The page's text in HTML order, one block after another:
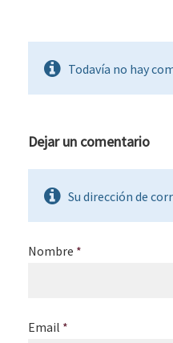
Todavía no hay
Dejar un comentario
Su dirección de
Nombre *
Email *